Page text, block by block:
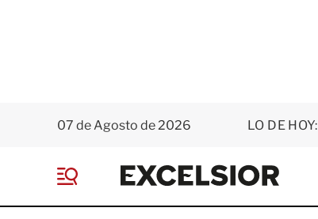
07 de Agosto de 2026 LO DE HOY:
E
x
e
e